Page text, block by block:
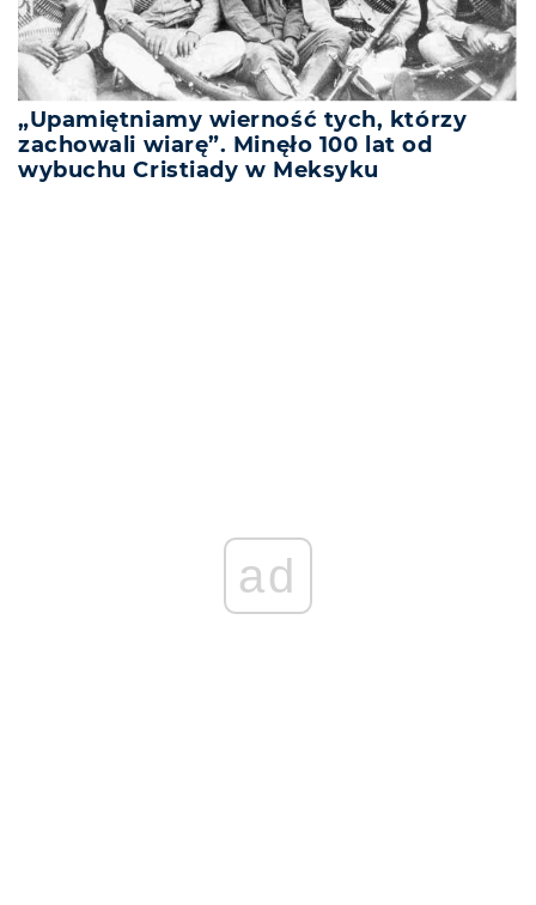
„Upamiętniamy wierność tych, którzy
zachowali wiarę”. Minęło 100 lat od
wybuchu Cristiady w Meksyku